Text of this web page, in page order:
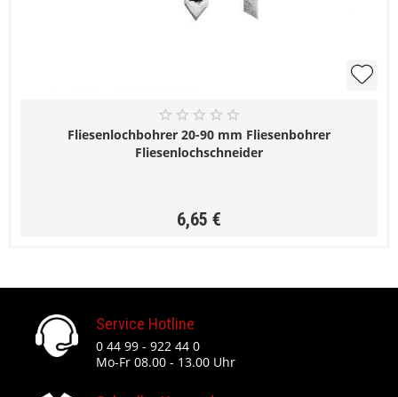
Fliesenlochbohrer 20-90 mm Fliesenbohrer
Fliesenlochschneider
6,65 €
Service Hotline
0 44 99 - 922 44 0
Mo-Fr 08.00 - 13.00 Uhr